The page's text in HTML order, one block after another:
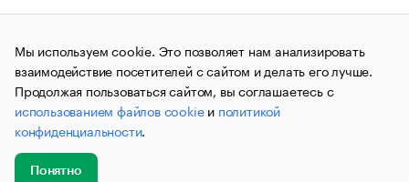
Правовая информация
О соблюдении авторских прав
© АО «РОСБИЗНЕСКОНСАЛТИНГ»,1995–2026.Сообщения
и материалы информационного агентства «РБК»
(зарегистрировано Федеральной службой по надзору в сфере
связи, информационных технологий и массовых
коммуникаций (Роскомнадзор) 09.12.2015 за номером ИА
№ФС77-63848) сопровождаются пометкой «РБК». Отдельные
публикации могут содержать информацию,
не предназначенную для пользователей
до 18 лет.
Мы используем cookie. Это позволяет нам анализировать
взаимодействие посетителей с сайтом и делать его лучше.
Продолжая пользоваться сайтом, вы соглашаетесь с
использованием файлов cookieи политикой
конфиденциальности.
Понятно